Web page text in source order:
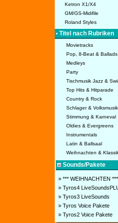
Ketron X1/X4
GM/GS-Midifile
Roland Styles
• Titel nach Rubriken
Movietracks
Pop, 8-Beat & Ballads
Medleys
Party
Tischmusik Jazz &
Top Hits & Hitparade
Country & Rock
Schlager & Volksmusik
Stimmung & Karneval
Oldies & Evergreens
Instrumentals
Latin & Ballsaal
Weihnachten &
Sounds/Pakete
» *** WEIHNACHTEN ***
» Tyros4
» Tyros3 LiveSounds
» Tyros Voice Pakete
» Tyros2 Voice Pakete